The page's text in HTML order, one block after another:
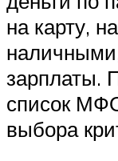
на карту,
зарплаты.
список
выбора